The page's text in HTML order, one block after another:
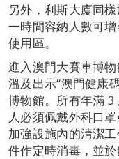
另外，利斯大廈同
一時間容納人數可
使用區。
進入澳門大賽車博
溫及出示“澳門健康
博物館。所有年滿
人必須佩戴外科口
加強設施內的清潔
件作定時消毒，並於